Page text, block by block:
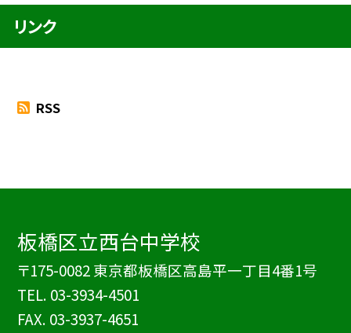
リンク
RSS
板橋区立西台中学校
〒175-0082 東京都板橋区高島平一丁目4番1号
TEL. 03-3934-4501
FAX. 03-3937-4651